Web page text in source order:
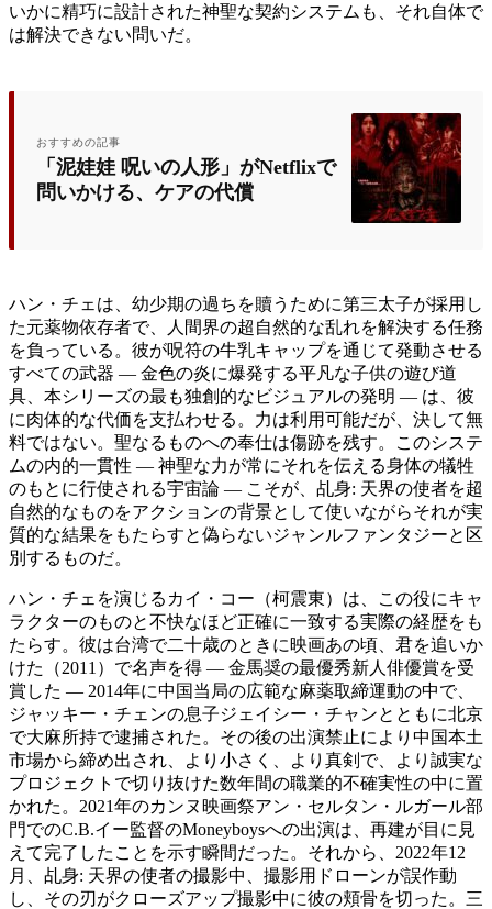
いかに精巧に設計された神聖な契約システムも、それ自体で
は解決できない問いだ。
おすすめの記事
「泥娃娃 呪いの人形」がNetflixで
問いかける、ケアの代償
ハン・チェは、幼少期の過ちを贖うために第三太子が採用し
た元薬物依存者で、人間界の超自然的な乱れを解決する任務
を負っている。彼が呪符の牛乳キャップを通じて発動させる
すべての武器 ― 金色の炎に爆発する平凡な子供の遊び道
具、本シリーズの最も独創的なビジュアルの発明 ― は、彼
に肉体的な代価を支払わせる。力は利用可能だが、決して無
料ではない。聖なるものへの奉仕は傷跡を残す。このシステ
ムの内的一貫性 ― 神聖な力が常にそれを伝える身体の犠牲
のもとに行使される宇宙論 ― こそが、乩身: 天界の使者を超
自然的なものをアクションの背景として使いながらそれが実
質的な結果をもたらすと偽らないジャンルファンタジーと区
別するものだ。
ハン・チェを演じるカイ・コー（柯震東）は、この役にキャ
ラクターのものと不快なほど正確に一致する実際の経歴をも
たらす。彼は台湾で二十歳のときに映画あの頃、君を追いか
けた（2011）で名声を得 ― 金馬奨の最優秀新人俳優賞を受
賞した ― 2014年に中国当局の広範な麻薬取締運動の中で、
ジャッキー・チェンの息子ジェイシー・チャンとともに北京
で大麻所持で逮捕された。その後の出演禁止により中国本土
市場から締め出され、より小さく、より真剣で、より誠実な
プロジェクトで切り抜けた数年間の職業的不確実性の中に置
かれた。2021年のカンヌ映画祭アン・セルタン・ルガール部
門でのC.B.イー監督のMoneyboysへの出演は、再建が目に見
えて完了したことを示す瞬間だった。それから、2022年12
月、乩身: 天界の使者の撮影中、撮影用ドローンが誤作動
し、その刃がクローズアップ撮影中に彼の頬骨を切った。三